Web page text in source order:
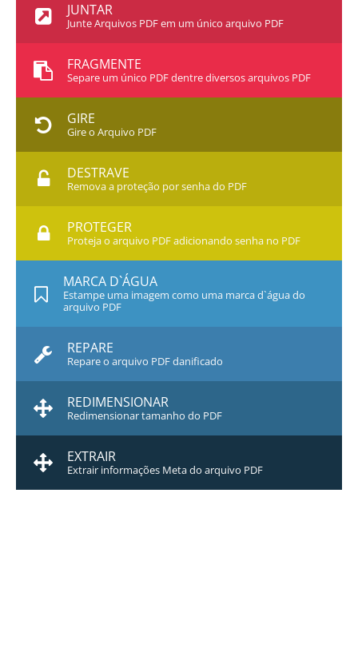
JUNTAR
Junte Arquivos PDF em um único arquivo PDF
FRAGMENTE
Separe um único PDF dentre diversos arquivos PDF
GIRE
Gire o Arquivo PDF
DESTRAVE
Remova a proteção por senha do PDF
PROTEGER
Proteja o arquivo PDF adicionando senha no PDF
MARCA D`ÁGUA
Estampe uma imagem como uma marca d`água do
arquivo PDF
REPARE
Repare o arquivo PDF danificado
REDIMENSIONAR
Redimensionar tamanho do PDF
EXTRAIR
Extrair informações Meta do arquivo PDF